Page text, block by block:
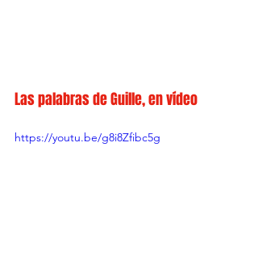
Las palabras de Guille, en vídeo
https://youtu.be/g8i8Zfibc5g